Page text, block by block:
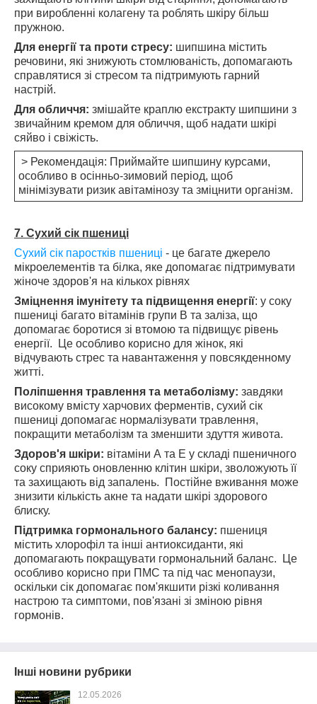
при виробленні колагену та роблять шкіру більш
пружною.
Для енергії та проти стресу: шипшина містить
речовини, які знижують стомлюваність, допомагають
справлятися зі стресом та підтримують гарний
настрій.
Для обличчя: змішайте краплю екстракту шипшини з
звичайним кремом для обличчя, щоб надати шкірі
сяйво і свіжість.
> Рекомендація: Приймайте шипшину курсами,
особливо в осінньо-зимовий період, щоб
мінімізувати ризик авітамінозу та зміцнити організм.
7. Сухий сік пшениці
Сухий сік паростків пшениці - це багате джерело
мікроелементів та білка, яке допомагає підтримувати
жіноче здоров'я на кількох рівнях
Зміцнення імунітету та підвищення енергії: у соку
пшениці багато вітамінів групи B та заліза, що
допомагає боротися зі втомою та підвищує рівень
енергії. Це особливо корисно для жінок, які
відчувають стрес та навантаження у повсякденному
житті.
Поліпшення травлення та метаболізму: завдяки
високому вмісту харчових ферментів, сухий сік
пшениці допомагає нормалізувати травлення,
покращити метаболізм та зменшити здуття живота.
Здоров'я шкіри: вітаміни А та Е у складі пшеничного
соку сприяють оновленню клітин шкіри, зволожують її
та захищають від запалень. Постійне вживання може
знизити кількість акне та надати шкірі здорового
блиску.
Підтримка гормонального балансу: пшениця
містить хлорофіл та інші антиоксиданти, які
допомагають покращувати гормональний баланс. Це
особливо корисно при ПМС та під час менопаузи,
оскільки сік допомагає пом'якшити різкі коливання
настрою та симптоми, пов'язані зі зміною рівня
гормонів.
Інші новини рубрики
12.05.2026